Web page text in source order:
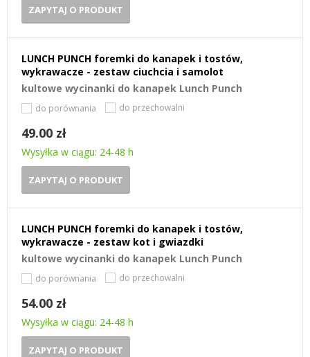
ZAPYTAJ O PRODUKT
LUNCH PUNCH foremki do kanapek i tostów,
wykrawacze - zestaw ciuchcia i samolot
kultowe wycinanki do kanapek Lunch Punch
do porównania do przechowalni
49.00 zł
Wysyłka w ciągu: 24-48 h
ZAPYTAJ O PRODUKT
LUNCH PUNCH foremki do kanapek i tostów,
wykrawacze - zestaw kot i gwiazdki
kultowe wycinanki do kanapek Lunch Punch
do porównania do przechowalni
54.00 zł
Wysyłka w ciągu: 24-48 h
ZAPYTAJ O PRODUKT